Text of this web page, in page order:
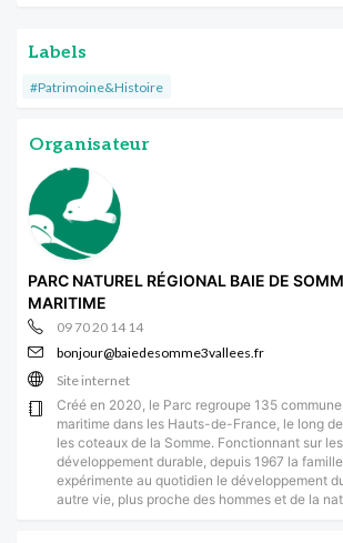
Labels
#Patrimoine&Histoire
Organisateur
PARC NATUREL RÉGIONAL BAIE DE
MARITIME
09 70 20 14 14
bonjour@baiedesomme3vallees.fr
Site internet
Créé en 2020, le Parc regroupe 135
maritime dans les Hauts-de-France, le long
les coteaux de la Somme. Fonctionnant sur
développement durable, depuis 1967 la
expérimente au quotidien le développement
autre vie, plus proche des hommes et de la